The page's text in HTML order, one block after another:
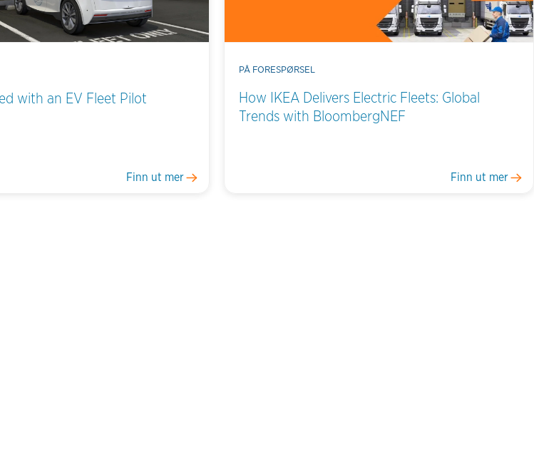
with an EV Fleet Pilot
Finn ut mer
PÅ FORESPØRSEL
How IKEA Delivers Electric Fleets: Global
Trends with BloombergNEF
Finn ut mer